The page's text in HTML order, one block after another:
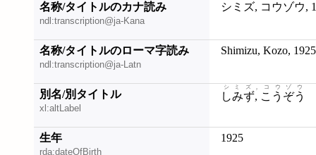
名称/タイトルのカナ読み
ndl:transcription@ja-Kana
シミズ, コウゾウ,
名称/タイトルのローマ字読み
ndl:transcription@ja-Latn
Shimizu, Kozo,
別名/別タイトル
xl:altLabel
しみず, こうぞう
シミズ, コウゾウ
生年
rda:dateOfBirth
1925